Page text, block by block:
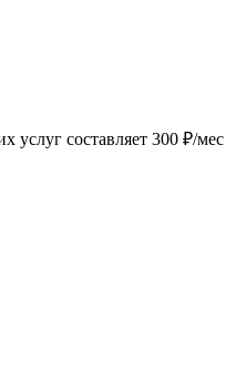
услуг составляет 300 ₽/мес